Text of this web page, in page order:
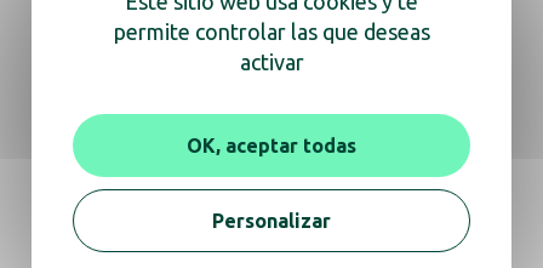
también
Estación de desinfección Yaliss negra
permite controlar las que deseas
activar
OK, aceptar todas
Personalizar